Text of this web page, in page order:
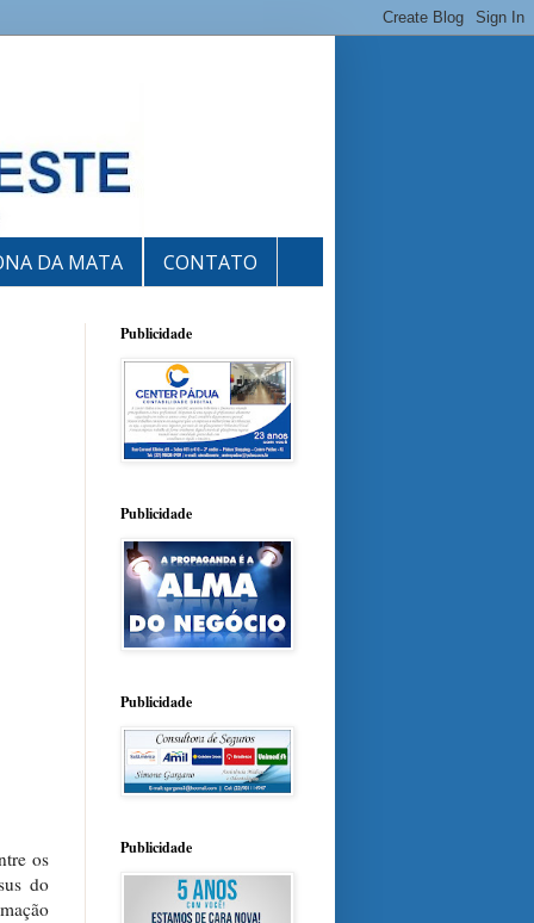
DA MATA CONTATO
os
do
Publicidade
Publicidade
Publicidade
Publicidade